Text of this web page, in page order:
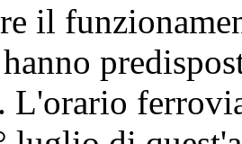
il
L'orario